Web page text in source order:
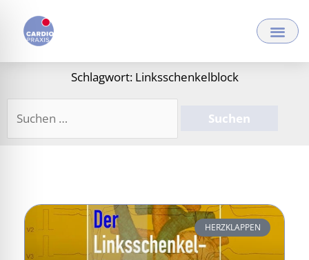
Inhalt
springen
Schlagwort: Linksschenkelblock
HERZKLAPPEN